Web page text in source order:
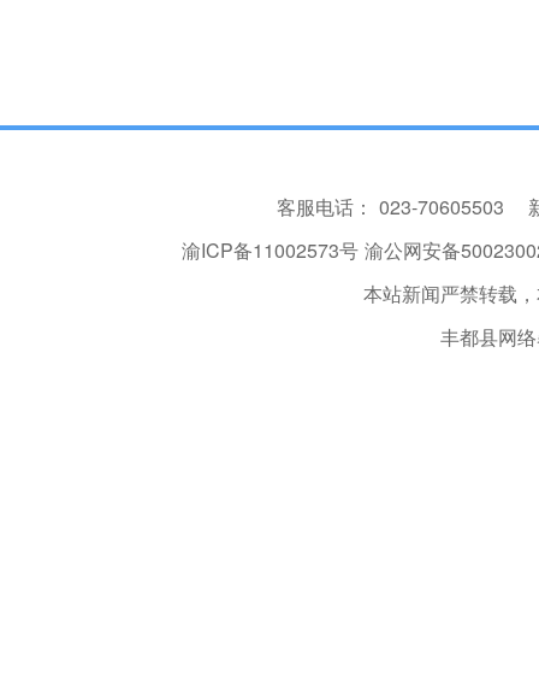
客服电话： 023-70605503
渝ICP备11002573号 渝公网安备
本站新闻严禁转载
丰都县网